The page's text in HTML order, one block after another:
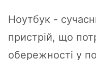
Ноутбук -
пристрій, що
обережності у